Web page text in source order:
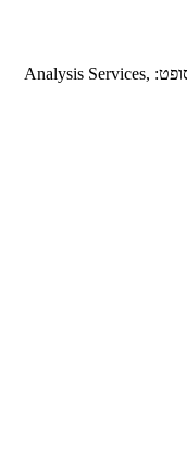
פורום זה עוסק בנושאי הBI של חברת מיקרוסופט: Analysis Services,